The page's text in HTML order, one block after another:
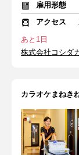
雇用形態
アクセス
あと1日
株式会社コシダ
カラオケまね